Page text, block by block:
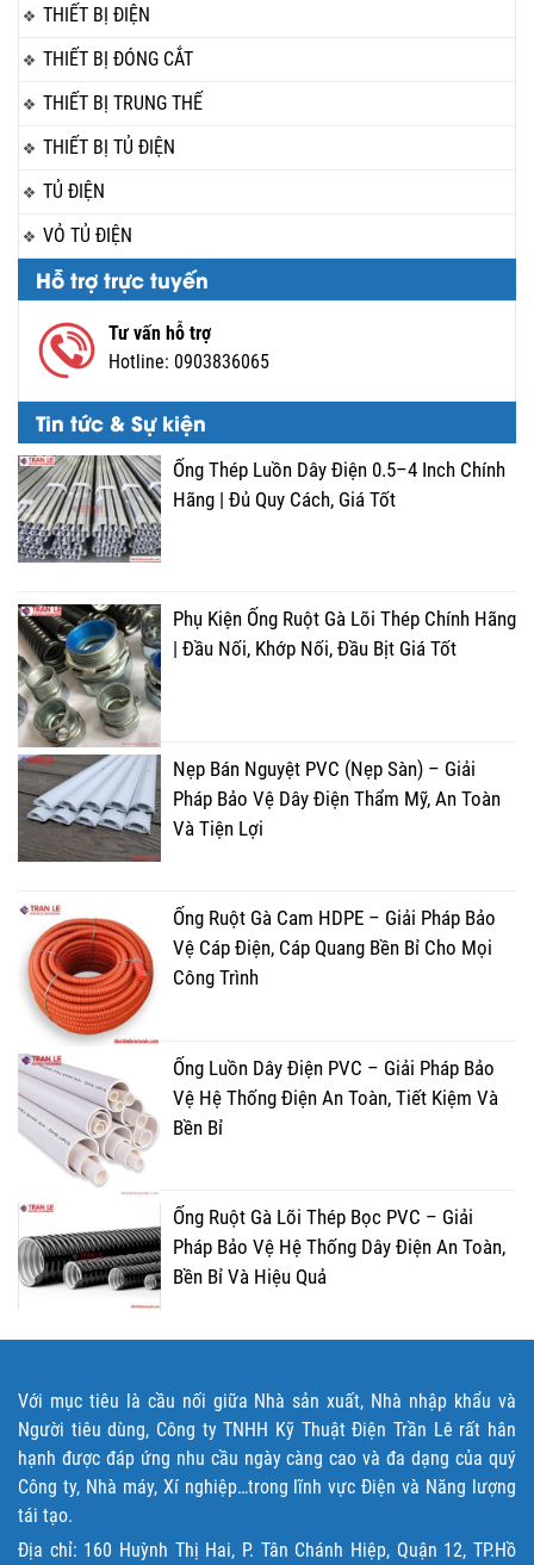
THIẾT BỊ ĐIỆN
THIẾT BỊ ĐÓNG CẮT
THIẾT BỊ TRUNG THẾ
THIẾT BỊ TỦ ĐIỆN
TỦ ĐIỆN
VỎ TỦ ĐIỆN
Hỗ trợ trực tuyến
Tư vấn hỗ trợ
Hotline: 0903836065
Tin tức & Sự kiện
Ống Thép Luồn Dây Điện 0.5–4 Inch Chính
Hãng | Đủ Quy Cách, Giá Tốt
Phụ Kiện Ống Ruột Gà Lõi Thép Chính Hãng
| Đầu Nối, Khớp Nối, Đầu Bịt Giá Tốt
Nẹp Bán Nguyệt PVC (Nẹp Sàn) – Giải
Pháp Bảo Vệ Dây Điện Thẩm Mỹ, An Toàn
Và Tiện Lợi
Ống Ruột Gà Cam HDPE – Giải Pháp Bảo
Vệ Cáp Điện, Cáp Quang Bền Bỉ Cho Mọi
Công Trình
Ống Luồn Dây Điện PVC – Giải Pháp Bảo
Vệ Hệ Thống Điện An Toàn, Tiết Kiệm Và
Bền Bỉ
Ống Ruột Gà Lõi Thép Bọc PVC – Giải
Pháp Bảo Vệ Hệ Thống Dây Điện An Toàn,
Bền Bỉ Và Hiệu Quả
Với mục tiêu là cầu nối giữa Nhà sản xuất, Nhà nhập khẩu và
Người tiêu dùng, Công ty TNHH Kỹ Thuật Điện Trần Lê rất hân
hạnh được đáp ứng nhu cầu ngày càng cao và đa dạng của quý
Công ty, Nhà máy, Xí nghiệp…trong lĩnh vực Điện và Năng lượng
tái tạo.
Địa chỉ: 160 Huỳnh Thị Hai, P. Tân Chánh Hiệp, Quận 12, TP.Hồ